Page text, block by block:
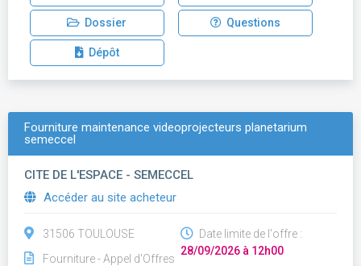
Dossier Questions
Dépôt
Fourniture maintenance videoprojecteurs planetarium
semeccel
CITE DE L'ESPACE - SEMECCEL
Accéder au site acheteur
31506 TOULOUSE
Fourniture - Appel d'Offres
Date limite de l'offre :
28/09/2026 à 12h00